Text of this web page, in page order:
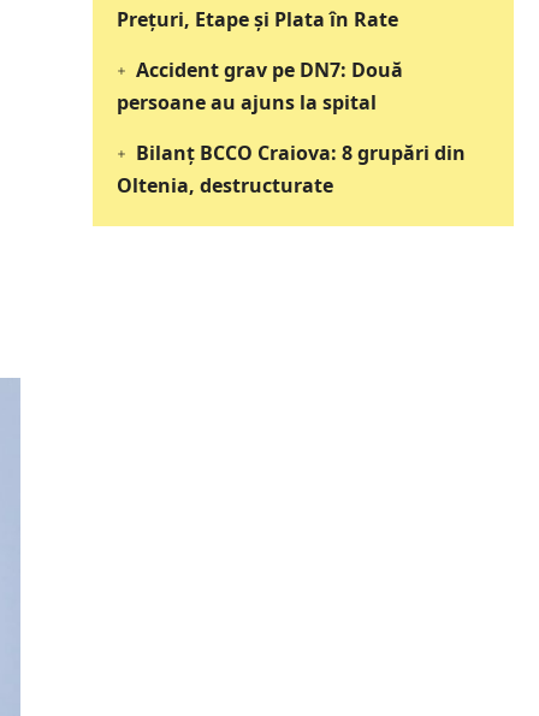
Preţuri, Etape şi Plata în Rate
Accident grav pe DN7: Două
persoane au ajuns la spital
Bilanț BCCO Craiova: 8 grupări din
Oltenia, destructurate